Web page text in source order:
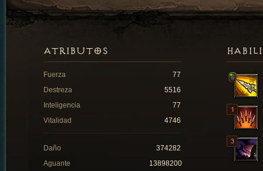
ATRIBUTOS
Fuerza
77
Destreza
5516
Inteligencia
77
Vitalidad
4746
Daño
374282
Aguante
13898200